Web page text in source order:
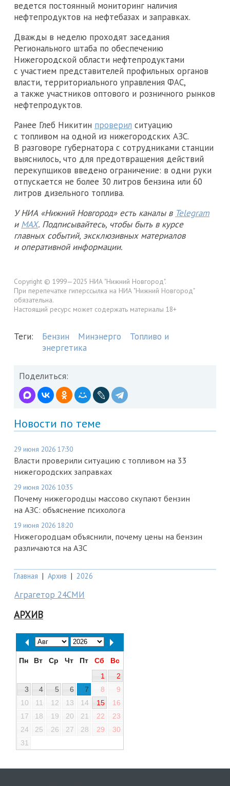
ведется постоянный мониторинг наличия
нефтепродуктов на нефтебазах и заправках.
Дважды в неделю проходят заседания
Регионального штаба по обеспечению
Нижегородской области нефтепродуктами
с участием представителей профильных органов
власти, территориального управления ФАС,
а также участников оптового и розничного рынков
нефтепродуктов.
Ранее Глеб Никитин проверил ситуацию
с топливом на одной из нижегородских АЗС.
В разговоре губернатора с сотрудниками станции
выяснилось, что для предотвращения действий
перекупщиков введено ограничение: в одни руки
отпускается не более 30 литров бензина или 60
литров дизельного топлива.
У НИА «Нижний Новгород» есть каналы в Telegram
и MAX. Подписывайтесь, чтобы быть в курсе
главных событий, эксклюзивных материалов
и оперативной информации.
Copyright © 1999—2025 НИА "Нижний Новгород".
При перепечатке гиперссылка на НИА "Нижний Новгород"
обязательна.
Настоящий ресурс может содержать материалы 18+
Теги: Бензин Минэнерго
Топливо и
энергетика
Поделиться:
Новости по теме
29 июня 2026 17:30
Власти проверили ситуацию с топливом на 33
нижегородских заправках
29 июня 2026 10:35
Почему нижегородцы массово скупают бензин
на АЗС: объяснение психолога
19 июня 2026 18:20
Нижегородцам объяснили, почему цены на бензин
различаются на АЗС
Главная | Архив | 2026
Аграгетор 24СМИ
АРХИВ
Пн Вт Ср Чт Пт Сб
Вс
1
2
3
4 5 6 7 8
9
10
11 12 13 14 15
16
17
18 19 20 21 22
23
24
25 26 27 28 29
30
31